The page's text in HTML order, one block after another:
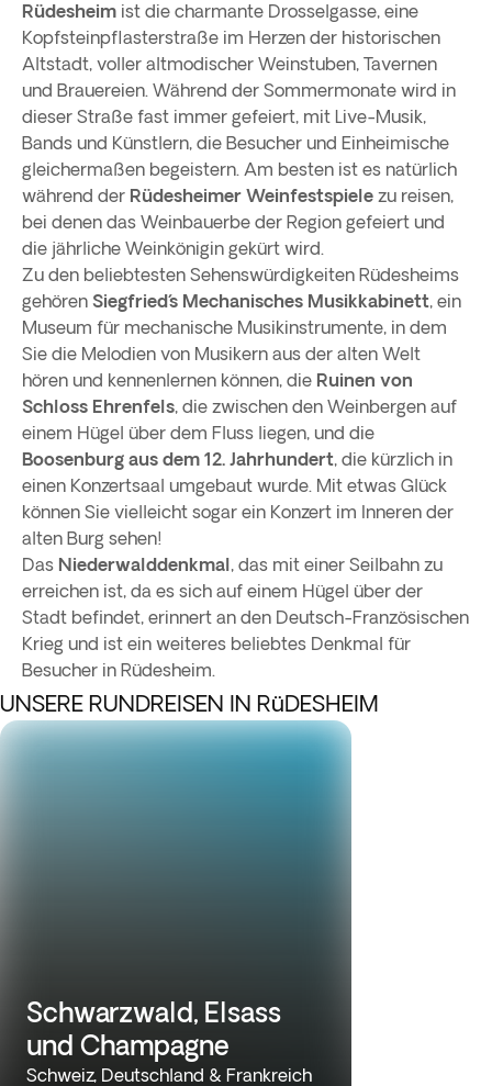
Rüdesheim ist die charmante Drosselgasse, eine
Kopfsteinpflasterstraße im Herzen der historischen
Altstadt, voller altmodischer Weinstuben, Tavernen
und Brauereien. Während der Sommermonate wird in
dieser Straße fast immer gefeiert, mit Live-Musik,
Bands und Künstlern, die Besucher und Einheimische
gleichermaßen begeistern. Am besten ist es natürlich
während der Rüdesheimer Weinfestspiele zu reisen,
bei denen das Weinbauerbe der Region gefeiert und
die jährliche Weinkönigin gekürt wird.
Zu den beliebtesten Sehenswürdigkeiten Rüdesheims
gehören Siegfried´s Mechanisches Musikkabinett, ein
Museum für mechanische Musikinstrumente, in dem
Sie die Melodien von Musikern aus der alten Welt
hören und kennenlernen können, die Ruinen von
Schloss Ehrenfels, die zwischen den Weinbergen auf
einem Hügel über dem Fluss liegen, und die
Boosenburg aus dem 12. Jahrhundert, die kürzlich in
einen Konzertsaal umgebaut wurde. Mit etwas Glück
können Sie vielleicht sogar ein Konzert im Inneren der
alten Burg sehen!
Das Niederwalddenkmal, das mit einer Seilbahn zu
erreichen ist, da es sich auf einem Hügel über der
Stadt befindet, erinnert an den Deutsch-Französischen
Krieg und ist ein weiteres beliebtes Denkmal für
Besucher in Rüdesheim.
UNSERE RUNDREISEN IN RüDESHEIM
Schwarzwald, Elsass
und Champagne
Schweiz, Deutschland & Frankreich